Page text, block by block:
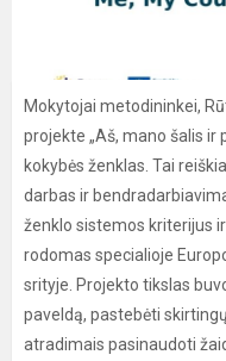
Mokytojai metodininkei,
projekte „Aš, mano šalis ir
kokybės ženklas. Tai
darbas ir
ženklo sistemos kriterijus
rodomas specialioje
srityje. Projekto tikslas
paveldą, pastebėti
atradimais pasinaudoti